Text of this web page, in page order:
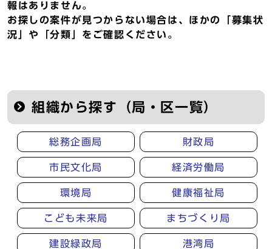
報はありません。
お探しの案件が見つからない場合は、ほかの「募集状
況」や「分類」をご確認ください。
組織から探す（局・区一覧）
総務企画局 財政局
市民文化局 経済労働局
環境局 健康福祉局
こども未来局 まちづくり局
建設緑政局 港湾局